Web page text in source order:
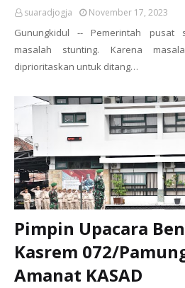
suaradjogja November 17, 2023
Gunungkidul -- Pemerintah pusat
masalah stunting. Karena
diprioritaskan untuk ditang…
Pimpin Upacara
Kasrem 072/
Amanat KASAD